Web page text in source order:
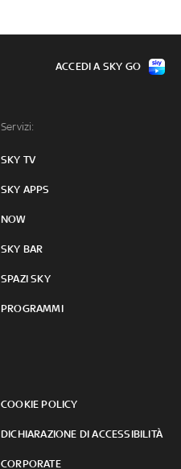
Servizi:
SKY TV
SKY APPS
NOW
SKY BAR
SPAZI SKY
PROGRAMMI
COOKIE POLICY
DICHIARAZIONE DI ACCESSIBILITÀ
CORPORATE
ACCEDI A SKY GO